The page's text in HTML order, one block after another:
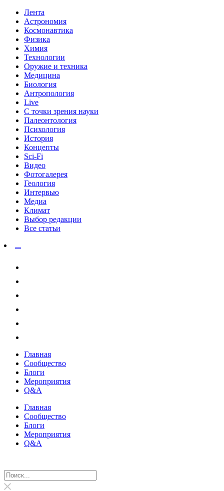
Лента
Астрономия
Космонавтика
Физика
Химия
Технологии
Оружие и техника
Медицина
Биология
Антропология
Live
С точки зрения науки
Палеонтология
Психология
История
Концепты
Sci-Fi
Видео
Фотогалерея
Геология
Интервью
Медиа
Климат
Выбор редакции
Все статьи
...
Главная
Сообщество
Блоги
Мероприятия
Q&A
Главная
Сообщество
Блоги
Мероприятия
Q&A